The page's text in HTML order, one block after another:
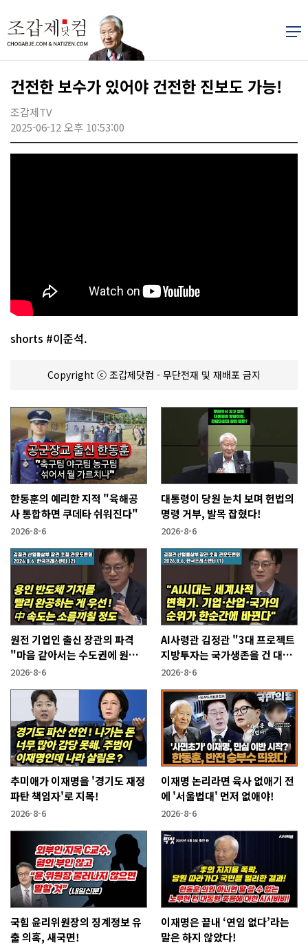
건전한 보수가 있어야 건전한 진보도 가능!
조갑제TV
2025-06-12 오후 10:53:00
shorts #이준석.
Copyright ⓒ 조갑제닷컴 - 무단전재 및 재배포 금지
한동훈의 예리한 지적 "육해공
사 통합하면 쿠데타 쉬워진다"
2026-8-6
대통령이 당원 눈치 보며 헌법의
명령 거부, 발목 잡혔다!
2026-8-6
원전 기업인 출신 장관의 파격
"마음 같아서는 수도권에 원전
짓고싶다"
2026-8-6
AI사령관 김정관 "3대 프로젝트
지방투자는 국가생존을 건 대전
략"
2026-8-6
추미애가 이재명을 '경기도 재정
파탄 책임자'로 지목!
2026-8-6
이재명 논리라면 육사 없애기 전
에 '서울법대' 먼저 없애야!
2026-8-6
국힘 윤리위원장의 징계정보 유
출 의혹, 새국면!
이재명은 끝내 ‘연임 없다’라는
말은 하지 않았다!